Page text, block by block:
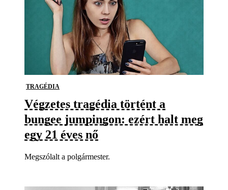
TRAGÉDIA
Végzetes tragédia történt a
bungee jumpingon: ezért halt meg
egy 21 éves nő
Megszólalt a polgármester.